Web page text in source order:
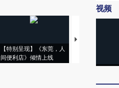
【特别呈现】《东莞，人
间便利店》倾情上线
【推广】走进第
视频